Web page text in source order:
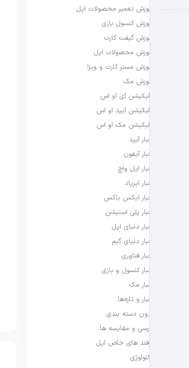
آموزش تعمیر محصولات اپل
آموزش کنسول بازی
آموزش گیفت کارت
آموزش محصولات اپل
آموزش مستر کارت و ویزا
آموزش مک
اپلیکیشن آی او اس
اپلیکیشن آیپد او اس
اپلیکیشن مک او اس
اخبار آیپد
اخبار آیفون
اخبار اپل واچ
اخبار ایرپاد
اخبار ایکس باکس
اخبار پلی استیشن
اخبار دنیای اپل
اخبار دنیای گیم
اخبار فناوری
اخبار کنسول و بازی
اخبار مک
اخبار و تازه‌ها
بدون دسته بندی
بررسی و مقایسه ها
ترفند های خاص اپل
تکنولوژی